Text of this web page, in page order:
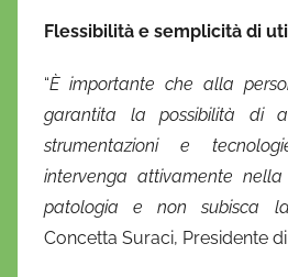
Flessibilità e semplicità di
“È importante che alla
garantita la possibilità di
strumentazioni e
intervenga attivamente
patologia e non subisca
Concetta Suraci, Presidente